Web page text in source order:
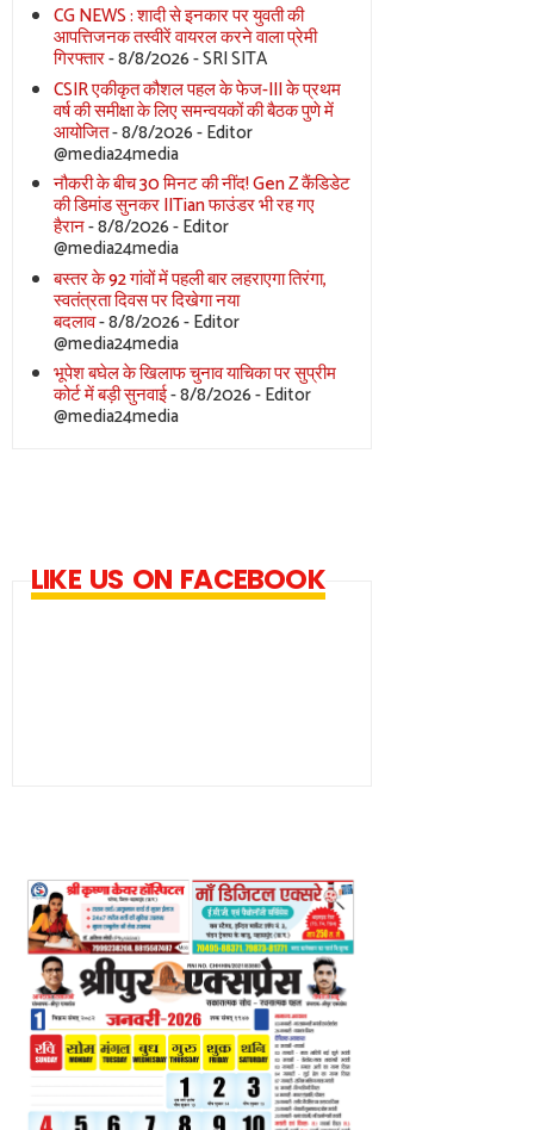
CG NEWS : शादी से इनकार पर युवती की
आपत्तिजनक तस्वीरें वायरल करने वाला प्रेमी
गिरफ्तार- 8/8/2026- SRI SITA
CSIR एकीकृत कौशल पहल के फेज-III के प्रथम
वर्ष की समीक्षा के लिए समन्वयकों की बैठक पुणे में
आयोजित- 8/8/2026- Editor
@media24media
नौकरी के बीच 30 मिनट की नींद! Gen Z कैंडिडेट
की डिमांड सुनकर IITian फाउंडर भी रह गए
हैरान- 8/8/2026- Editor
@media24media
बस्तर के 92 गांवों में पहली बार लहराएगा तिरंगा,
स्वतंत्रता दिवस पर दिखेगा नया
बदलाव- 8/8/2026- Editor
@media24media
भूपेश बघेल के खिलाफ चुनाव याचिका पर सुप्रीम
कोर्ट में बड़ी सुनवाई- 8/8/2026- Editor
@media24media
LIKE US ON FACEBOOK